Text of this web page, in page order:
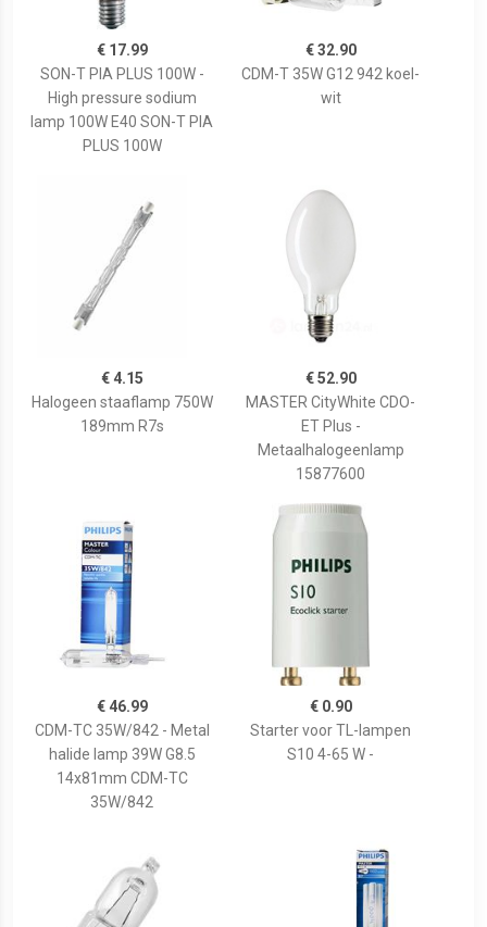
€ 17.99
SON-T PIA PLUS 100W -
High pressure sodium
lamp 100W E40 SON-T PIA
PLUS 100W
€ 32.90
CDM-T 35W G12 942 koel-
wit
€ 4.15
Halogeen staaflamp 750W
189mm R7s
€ 52.90
MASTER CityWhite CDO-
ET Plus -
Metaalhalogeenlamp
15877600
€ 46.99
CDM-TC 35W/842 - Metal
halide lamp 39W G8.5
14x81mm CDM-TC
35W/842
€ 0.90
Starter voor TL-lampen
S10 4-65 W -